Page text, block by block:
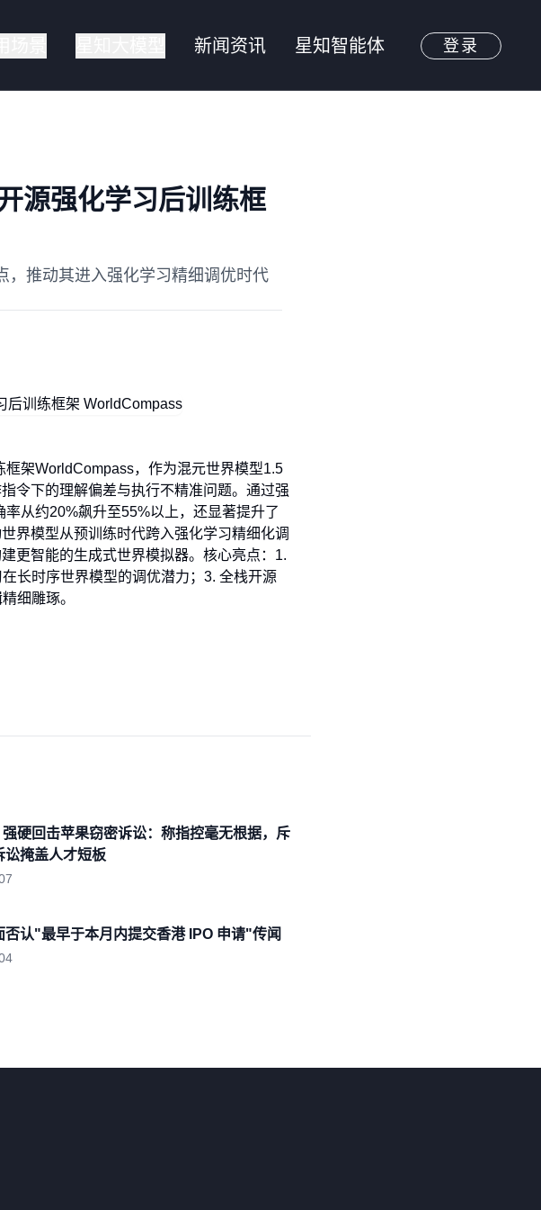
新闻资讯 星知智能体 登录
源强化学习后训练框
，推动其进入强化学习精细调优时代
架WorldCompass，作为混元世界模型1.5
令下的理解偏差与执行不精准问题。通过强
从约20%飙升至55%以上，还显著提升了
界模型从预训练时代跨入强化学习精细化调
更智能的生成式世界模拟器。核心亮点：1.
长时序世界模型的调优潜力；3. 全栈开源
细雕琢。
硬回击苹果窃密诉讼：称指控毫无根据，斥
讼掩盖人才短板
否认"最早于本月内提交香港 IPO 申请"传闻